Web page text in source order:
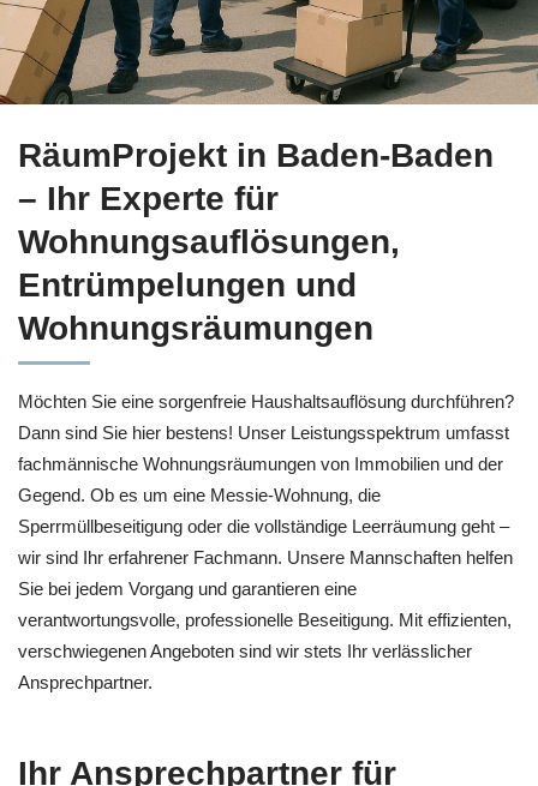
RäumProjekt in Baden-Baden
– Ihr Experte für
Wohnungsauflösungen,
Entrümpelungen und
Wohnungsräumungen
Möchten Sie eine sorgenfreie Haushaltsauflösung durchführen?
Dann sind Sie hier bestens! Unser Leistungsspektrum umfasst
fachmännische Wohnungsräumungen von Immobilien und der
Gegend. Ob es um eine Messie-Wohnung, die
Sperrmüllbeseitigung oder die vollständige Leerräumung geht –
wir sind Ihr erfahrener Fachmann. Unsere Mannschaften helfen
Sie bei jedem Vorgang und garantieren eine
verantwortungsvolle, professionelle Beseitigung. Mit effizienten,
verschwiegenen Angeboten sind wir stets Ihr verlässlicher
Ansprechpartner.
Ihr Ansprechpartner für